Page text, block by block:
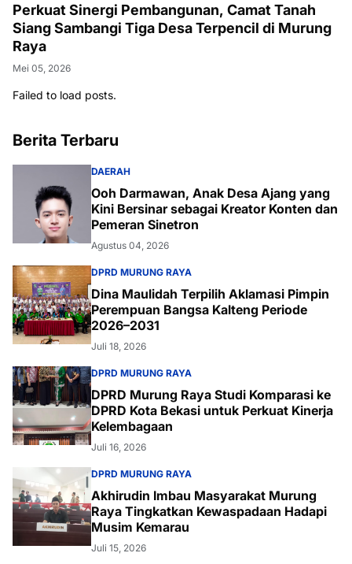
Perkuat Sinergi Pembangunan, Camat Tanah
Siang Sambangi Tiga Desa Terpencil di Murung
Raya
Mei 05, 2026
Failed to load posts.
Berita Terbaru
DAERAH
Ooh Darmawan, Anak Desa Ajang yang
Kini Bersinar sebagai Kreator Konten dan
Pemeran Sinetron
Agustus 04, 2026
DPRD MURUNG RAYA
Dina Maulidah Terpilih Aklamasi Pimpin
Perempuan Bangsa Kalteng Periode
2026–2031
Juli 18, 2026
DPRD MURUNG RAYA
DPRD Murung Raya Studi Komparasi ke
DPRD Kota Bekasi untuk Perkuat Kinerja
Kelembagaan
Juli 16, 2026
DPRD MURUNG RAYA
Akhirudin Imbau Masyarakat Murung
Raya Tingkatkan Kewaspadaan Hadapi
Musim Kemarau
Juli 15, 2026